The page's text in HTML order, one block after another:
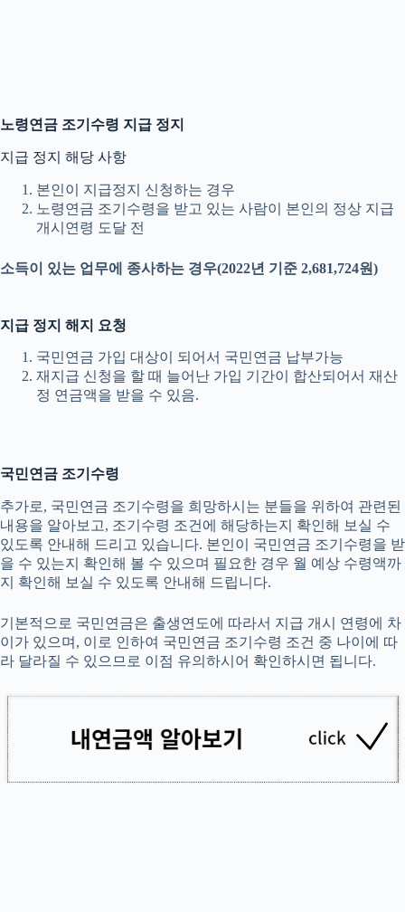
노령연금 조기수령 지급 정지
지급 정지 해당 사항
본인이 지급정지 신청하는 경우
노령연금 조기수령을 받고 있는 사람이 본인의 정상 지급
개시연령 도달 전
소득이 있는 업무에 종사하는 경우(2022년 기준 2,681,724원)
지급 정지 해지 요청
국민연금 가입 대상이 되어서 국민연금 납부가능
재지급 신청을 할 때 늘어난 가입 기간이 합산되어서 재산
정 연금액을 받을 수 있음.
국민연금 조기수령
추가로, 국민연금 조기수령을 희망하시는 분들을 위하여 관련된
내용을 알아보고, 조기수령 조건에 해당하는지 확인해 보실 수
있도록 안내해 드리고 있습니다. 본인이 국민연금 조기수령을 받
을 수 있는지 확인해 볼 수 있으며 필요한 경우 월 예상 수령액까
지 확인해 보실 수 있도록 안내해 드립니다.
기본적으로 국민연금은 출생연도에 따라서 지급 개시 연령에 차
이가 있으며, 이로 인하여 국민연금 조기수령 조건 중 나이에 따
라 달라질 수 있으므로 이점 유의하시어 확인하시면 됩니다.